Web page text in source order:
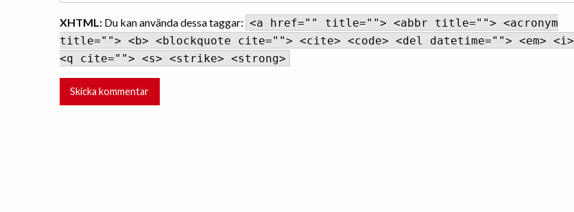
XHTML: Du kan använda dessa taggar: <a href="" title=""> <abbr title=""> <acronym
title=""> <b> <blockquote cite=""> <cite> <code> <del datetime=""> <em> <i>
<q cite=""> <s> <strike> <strong>